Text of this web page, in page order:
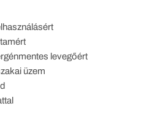
levegőért
üzem